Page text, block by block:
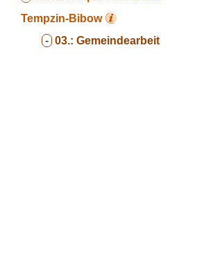
Tempzin-Bibow
- 03.: Gemeindearbeit